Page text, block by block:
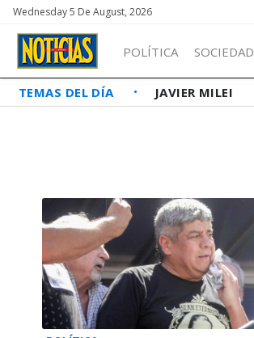
Wednesday 5 De August, 2026
POLÍTICA SOCIEDAD
TEMAS DEL DÍA JAVIER MILEI